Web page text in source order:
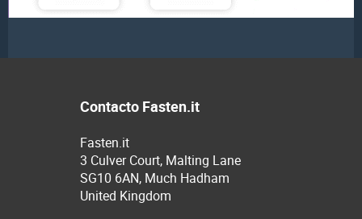
Contacto Fasten.it
Fasten.it
3 Culver Court, Malting Lane
SG10 6AN, Much Hadham
United Kingdom